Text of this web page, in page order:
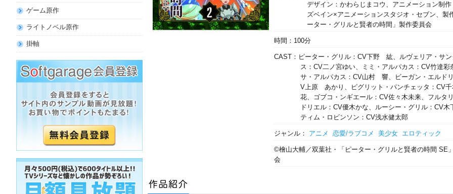
ゲーム原作
ライトノベル原作
掛軸
デザイン：かわらじまコウ、アニメーション制作
ズベイン×アニメーションスタジオ・セブン、製
ーター・グリルと賢者の時間」製作委員会
時間：100分
CAST：ピーター・グリル：CV下野 紘、ルヴェリア・サン
ス：CV二ノ宮ゆい、ミミ・アルパカス：CV竹達彩
サ・アルパカス：CV山村 響、ビーガン・エルド
V上原 あかり、ピグリット・パンチェッタ：CV千
花、ゴブコ・ンギエール：CV佐々木未来、フルタ
ドリエル：CV優木かな、ルーシー・グリル：CV木
ティム・ロビンソン：CV浅水健太郎
ジャンル： アニメ 恋愛/ラブコメ 美少女 エロティック
©檜山大輔／双葉社・「ピーター・グリルと賢者の時間 SE
会